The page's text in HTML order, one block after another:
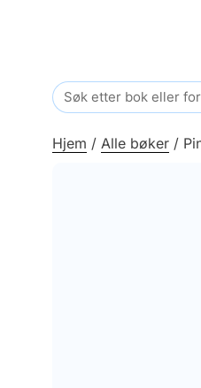
Search
for:
Hjem / Alle bøker /